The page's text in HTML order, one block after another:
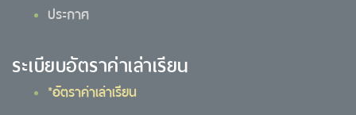
ประกาศ
ระเบียบอัตราค่าเล่าเรียน
*อัตราค่าเล่าเรียน